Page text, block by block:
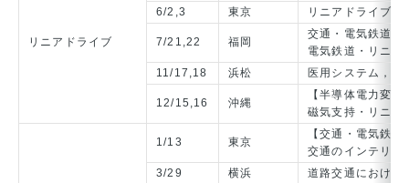
リニアドライブ
6/2,3
東京 リニアドライブ一
7/21,22 福岡
交通・電気鉄道/
電気鉄道・リニア
11/17,18
浜松 医用システム，
12/15,16 沖縄
【半導体電力変
磁気支持・リニア
1/13 東京
【交通・電気鉄
交通のインテリジ
3/29
横浜
道路交通における